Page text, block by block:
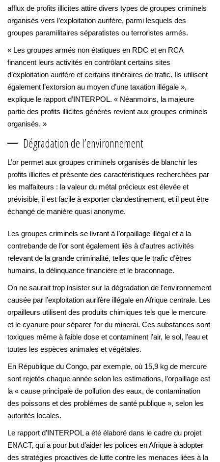
afflux de profits illicites attire divers types de groupes criminels
organisés vers l’exploitation aurifère, parmi lesquels des
groupes paramilitaires séparatistes ou terroristes armés.
« Les groupes armés non étatiques en RDC et en RCA
financent leurs activités en contrôlant certains sites
d’exploitation aurifère et certains itinéraires de trafic. Ils utilisent
également l’extorsion au moyen d’une taxation illégale »,
explique le rapport d’INTERPOL. « Néanmoins, la majeure
partie des profits illicites générés revient aux groupes criminels
organisés. »
Dégradation de l’environnement
L’or permet aux groupes criminels organisés de blanchir les
profits illicites et présente des caractéristiques recherchées par
les malfaiteurs : la valeur du métal précieux est élevée et
prévisible, il est facile à exporter clandestinement, et il peut être
échangé de manière quasi anonyme.
Les groupes criminels se livrant à l’orpaillage illégal et à la
contrebande de l’or sont également liés à d’autres activités
relevant de la grande criminalité, telles que le trafic d’êtres
humains, la délinquance financière et le braconnage.
On ne saurait trop insister sur la dégradation de l’environnement
causée par l’exploitation aurifère illégale en Afrique centrale. Les
orpailleurs utilisent des produits chimiques tels que le mercure
et le cyanure pour séparer l’or du minerai. Ces substances sont
toxiques même à faible dose et contaminent l’air, le sol, l’eau et
toutes les espèces animales et végétales.
En République du Congo, par exemple, où 15,9 kg de mercure
sont rejetés chaque année selon les estimations, l’orpaillage est
la « cause principale de pollution des eaux, de contamination
des poissons et des problèmes de santé publique », selon les
autorités locales.
Le rapport d’INTERPOL a été élaboré dans le cadre du projet
ENACT, qui a pour but d’aider les polices en Afrique à adopter
des stratégies proactives de lutte contre les menaces liées à la